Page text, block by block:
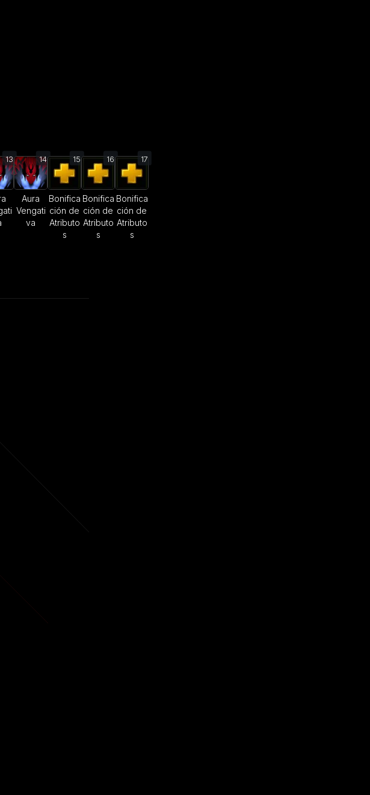
13 14
Aura
Vengati
va
15
Bonifica
ción de
Atributo
s
16
Bonifica
ción de
Atributo
s
17
Bonifica
ción de
Atributo
s